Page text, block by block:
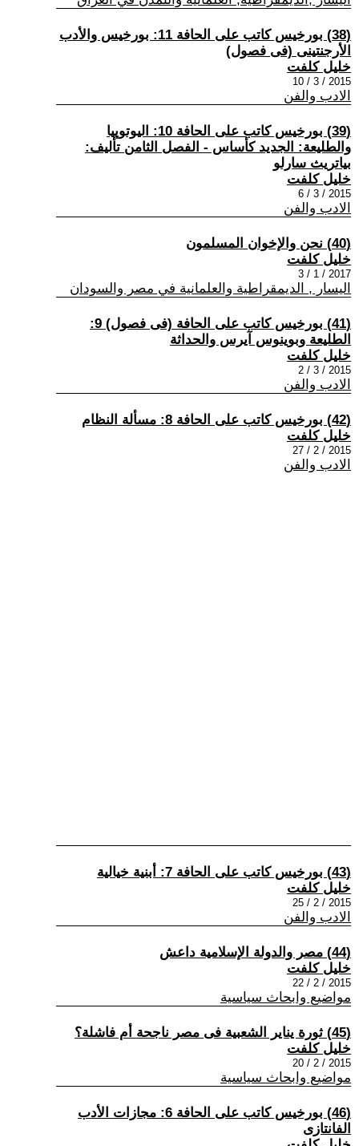
(38) بورخيس كاتب على الحافة 11: بورخيس والأدب
الأرجنتينى (فى فصول)
خليل كلفت
2015 / 3 / 10
الادب والفن
(39) بورخيس كاتب على الحافة 10: اليوتوپيا
والطليعة: الجديد كأساس - الفصل الثامن تأليف:
بياتريث سارلو
خليل كلفت
2015 / 3 / 6
الادب والفن
(40) نحن والإخوان المسلمون
خليل كلفت
2017 / 1 / 3
اليسار , الديمقراطية والعلمانية في مصر والسودان
(41) بورخيس كاتب على الحافة (فى فصول) 9:
الطليعة وبوينوس آيرس والحداثة
خليل كلفت
2015 / 3 / 2
الادب والفن
(42) بورخيس كاتب على الحافة 8: مسألة النظام
خليل كلفت
2015 / 2 / 27
الادب والفن
(43) بورخيس كاتب على الحافة 7: أبنية خيالية
خليل كلفت
2015 / 2 / 25
الادب والفن
(44) مصر والدولة الإسلامية داعش
خليل كلفت
2015 / 2 / 22
مواضيع وابحاث سياسية
(45) ثورة يناير الشعبية فى مصر ناجحة أم فاشلة؟
خليل كلفت
2015 / 2 / 20
مواضيع وابحاث سياسية
(46) بورخيس كاتب على الحافة 6: مجازات الأدب
الفانتازى